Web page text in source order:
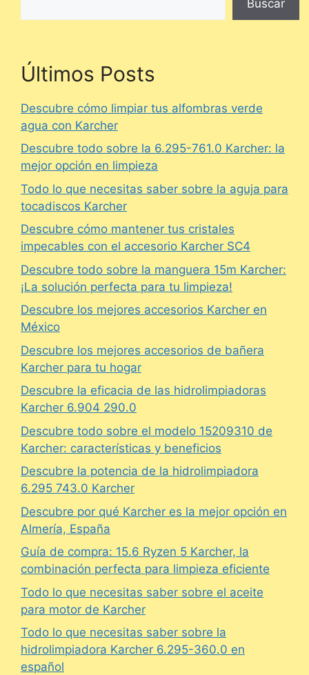
Buscar
Últimos Posts
Descubre cómo limpiar tus alfombras verde
agua con Karcher
Descubre todo sobre la 6.295-761.0 Karcher: la
mejor opción en limpieza
Todo lo que necesitas saber sobre la aguja para
tocadiscos Karcher
Descubre cómo mantener tus cristales
impecables con el accesorio Karcher SC4
Descubre todo sobre la manguera 15m Karcher:
¡La solución perfecta para tu limpieza!
Descubre los mejores accesorios Karcher en
México
Descubre los mejores accesorios de bañera
Karcher para tu hogar
Descubre la eficacia de las hidrolimpiadoras
Karcher 6.904 290.0
Descubre todo sobre el modelo 15209310 de
Karcher: características y beneficios
Descubre la potencia de la hidrolimpiadora
6.295 743.0 Karcher
Descubre por qué Karcher es la mejor opción en
Almería, España
Guía de compra: 15.6 Ryzen 5 Karcher, la
combinación perfecta para limpieza eficiente
Todo lo que necesitas saber sobre el aceite
para motor de Karcher
Todo lo que necesitas saber sobre la
hidrolimpiadora Karcher 6.295-360.0 en
español